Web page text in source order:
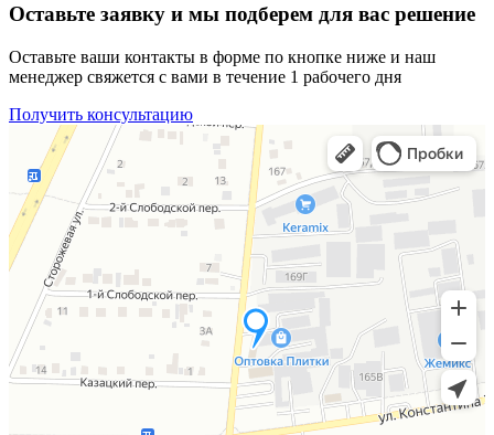
Оставьте заявку и мы подберем для вас решение
Оставьте ваши контакты в форме по кнопке ниже и наш
менеджер свяжется с вами в течение 1 рабочего дня
Получить консультацию